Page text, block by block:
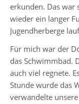
Jahrgänge
5
Jahrgang
6
erkunden. Das war
wieder ein langer
Jugendherberge
Für mich war der
das Schwimmbad.
auch viel regnete.
Stunde wurde das
verwandelte